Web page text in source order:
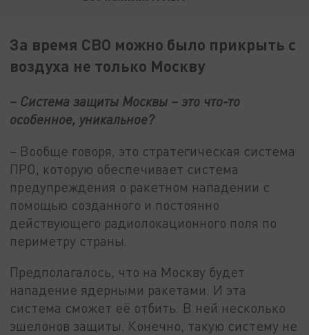
За время СВО можно было прикрыть с
воздуха не только Москву
– Система защиты Москвы – это что-то
особенное, уникальное?
– Вообще говоря, это стратегическая система
ПРО, которую обеспечивает система
предупреждения о ракетном нападении с
помощью созданного и постоянно
действующего радиолокационного поля по
периметру страны.
Предполагалось, что на Москву будет
нападение ядерными ракетами. И эта
система сможет её отбить. В ней несколько
эшелонов защиты. Конечно, такую систему не